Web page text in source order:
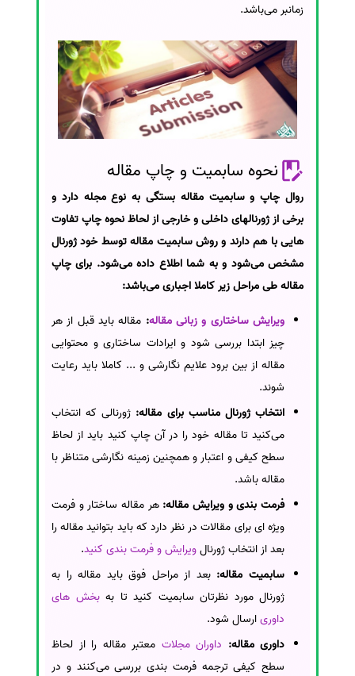
زمانبر می‌باشد.
نحوه سابمیت و چاپ مقاله
روال چاپ و سابمیت مقاله بستگی به نوع مجله دارد و
برخی از ژورنالهای داخلی و خارجی از لحاظ نحوه چاپ تفاوت
هایی با هم دارند و روش سابمیت مقاله توسط خود ژورنال
مشخص می‌شود و به شما اطلاع داده می‌شود. برای چاپ
مقاله طی مراحل زیر کاملا اجباری می‌باشد:
ویرایش ساختاری و زبانی مقاله: مقاله باید قبل از هر
چیز ابتدا بررسی شود و ایرادات ساختاری و محتوایی
مقاله از بین برود علایم نگارشی و ... کاملا باید رعایت
شوند.
انتخاب ژورنال مناسب برای مقاله: ژورنالی که انتخاب
می‌کنید تا مقاله خود را در آن چاپ کنید باید از لحاظ
سطح کیفی و اعتبار و همچنین زمینه نگارشی متناظر با
مقاله باشد.
فرمت بندی و ویرایش مقاله: هر مقاله ساختار و فرمت
ویژه ای برای مقالات در نظر دارد که باید بتوانید مقاله را
بعد از انتخاب ژورنالویرایش و فرمت بندی کنید.
سابمیت مقاله: بعد از مراحل فوق باید مقاله را به
ژورنال مورد نظرتان سابمیت کنید تا بهبخش های
داوریارسال شود.
داوری مقاله: داوران مجلات معتبر مقاله را از لحاظ
سطح کیفی ترجمه فرمت بندی بررسی می‌کنند و در